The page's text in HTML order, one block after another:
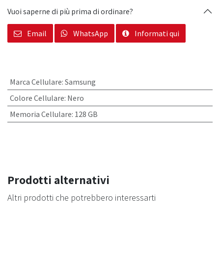
Vuoi saperne di più prima di ordinare?
Email WhatsApp Informati qui
Marca Cellulare: Samsung
Colore Cellulare: Nero
Memoria Cellulare: 128 GB
Prodotti alternativi
Altri prodotti che potrebbero interessarti